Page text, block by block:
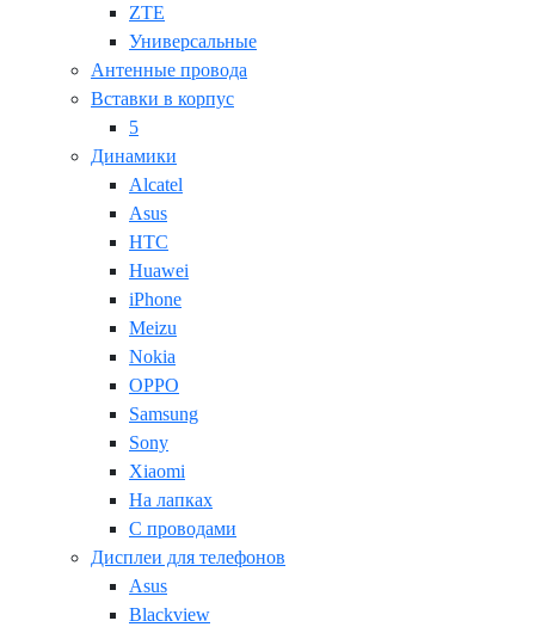
ZTE
Универсальные
Антенные провода
Вставки в корпус
5
Динамики
Alcatel
Asus
HTC
Huawei
iPhone
Meizu
Nokia
OPPO
Samsung
Sony
Xiaomi
На лапках
С проводами
Дисплеи для телефонов
Asus
Blackview